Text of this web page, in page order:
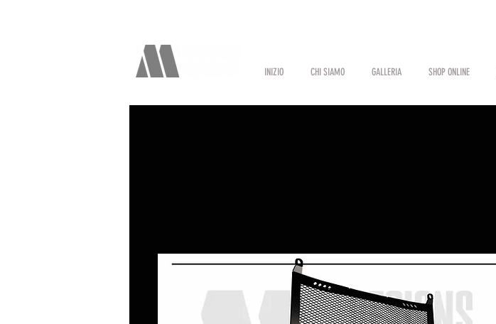
INIZIO CHI SIAMO GALLERIA SHOP ONLINE